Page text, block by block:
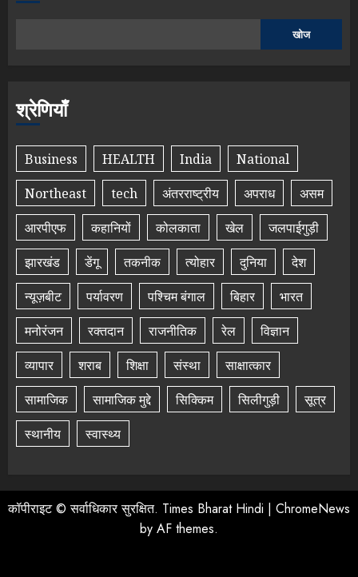
खोज
श्रेणियाँ
Business HEALTH India
National
Northeast
tech अंतरराष्ट्रीय अपराध
असम
आरपीएफ
कहानियों कोलकाता खेल
जलपाईगुड़ी
झारखंड
डेंगू तकनीक त्योहार दुनिया
देश
न्यूज़बीट
पर्यावरण पश्चिम बंगाल बिहार
भारत
मनोरंजन
रक्तदान राजनीतिक रेल
विज्ञान
व्यापार
शराब शिक्षा संस्था
साक्षात्कार
सामाजिक
सामाजिक मुद्दे सिक्किम सिलीगुड़ी
सूत्र
स्थानीय
स्वास्थ्य
कॉपीराइट © सर्वाधिकार सुरक्षित. Times Bharat Hindi | ChromeNews
by AF themes.